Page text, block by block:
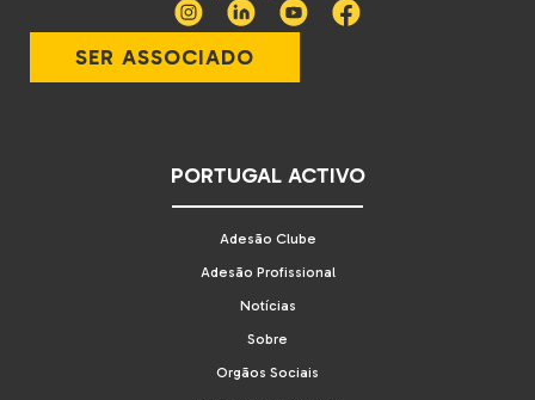
SER ASSOCIADO
PORTUGAL ACTIVO
Adesão Clube
Adesão Profissional
Notícias
Sobre
Orgãos Sociais